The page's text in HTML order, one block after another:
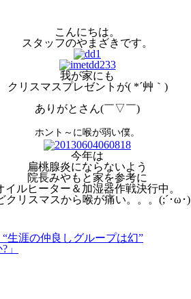
こんにちは。
スタッフのやまざきです。
我が家にも
クリスマスプレゼントが( *´艸｀)
ありがとさん(￣▽￣)
ホント～に喉が弱い僕。
今年は
扁桃腺炎にならないよう
院長みやもと家を参考に
イルヒーター＆加湿器作戦決行中。
クリスマスから喉が痛い。。。(;´･ω･)
涯の仲良しグループは幻”
」